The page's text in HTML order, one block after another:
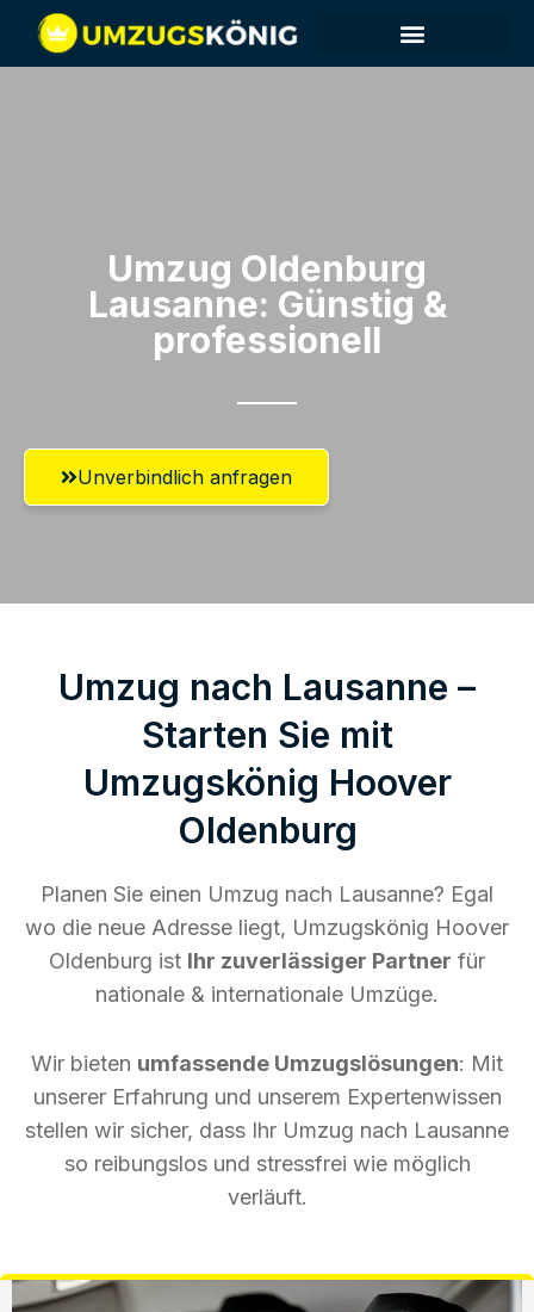
Umzug Oldenburg​
Lausanne: Günstig &
professionell​
Unverbindlich anfragen
Umzug nach Lausanne –
Starten Sie mit
Umzugskönig Hoover
Oldenburg
Planen Sie einen Umzug nach Lausanne? Egal
wo die neue Adresse liegt, Umzugskönig Hoover
Oldenburg ist Ihr zuverlässiger Partner für
nationale & internationale Umzüge.
Wir bieten umfassende Umzugslösungen: Mit
unserer Erfahrung und unserem Expertenwissen
stellen wir sicher, dass Ihr Umzug nach Lausanne
so reibungslos und stressfrei wie möglich
verläuft.